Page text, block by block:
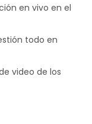
en vivo en el
todo en
video de los